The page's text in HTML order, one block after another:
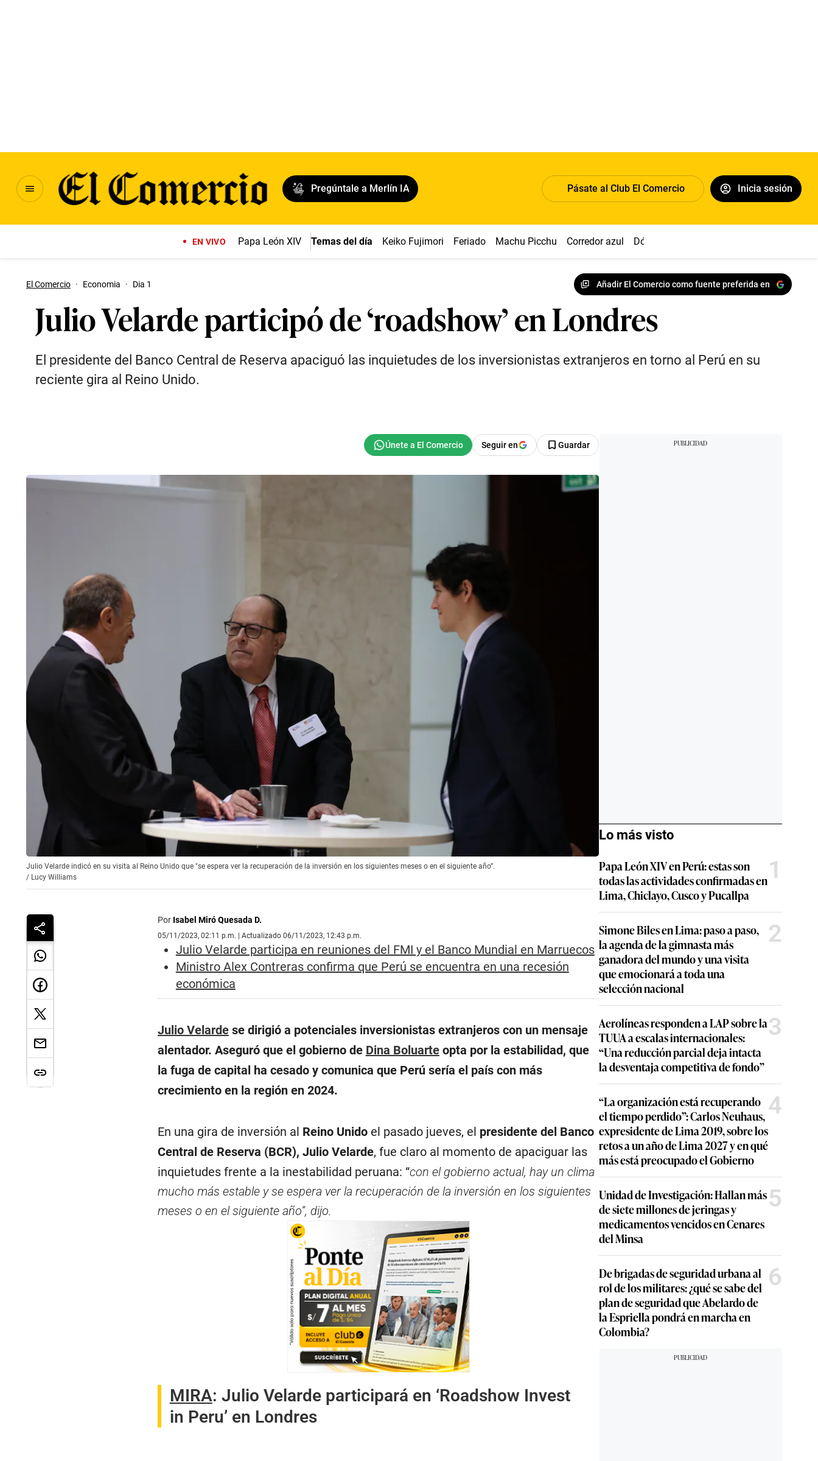
Pregúntale a Merlín IA Pásate al Club El Comercio Inicia sesión
EN VIVO Papa León XIV Temas del día Keiko Fujimori Feriado Machu Picchu Corredor azul Dólar
El Comercio · Economia · Dia 1 Añadir El Comercio como fuente preferida en
Julio Velarde participó de ‘roadshow’ en Londres
El presidente del Banco Central de Reserva apaciguó las inquietudes de los inversionistas extranjeros en torno al Perú en su
reciente gira al Reino Unido.
Seguir en Guardar
Julio Velarde indicó en su visita al Reino Unido que "se espera ver la recuperación de la inversión en los siguientes meses o en el siguiente año”.
/ Lucy Williams
Por Isabel Miró Quesada D.
05/11/2023, 02:11 p.m. | Actualizado 06/11/2023, 12:43 p.m.
Julio Velarde participa en reuniones del FMI y el Banco Mundial en Marruecos
Ministro Alex Contreras confirma que Perú se encuentra en una recesión
económica
Julio Velardese dirigió a potenciales inversionistas extranjeros con un mensaje
alentador. Aseguró que el gobierno de Dina Boluarteopta por la estabilidad, que
la fuga de capital ha cesado y comunica que Perú sería el país con más
crecimiento en la región en 2024.
En una gira de inversión al Reino Unidoel pasado jueves, el presidente del Banco
Central de Reserva (BCR), Julio Velarde, fue claro al momento de apaciguar las
inquietudes frente a la inestabilidad peruana: “con el gobierno actual, hay un clima
mucho más estable y se espera ver la recuperación de la inversión en los siguientes
meses o en el siguiente año”, dijo.
MIRA: Julio Velarde participará en ‘Roadshow Invest
in Peru’ en Londres
Lo más visto
Papa León XIV en Perú: estas son
todas las actividades confirmadas en
Lima, Chiclayo, Cusco y Pucallpa
1
Simone Biles en Lima: paso a paso,
la agenda de la gimnasta más
ganadora del mundo y una visita
que emocionará a toda una
selección nacional
2
Aerolíneas responden a LAP sobre la
TUUA a escalas internacionales:
“Una reducción parcial deja intacta
la desventaja competitiva de fondo”
3
“La organización está recuperando
el tiempo perdido”: Carlos Neuhaus,
expresidente de Lima 2019, sobre los
retos a un año de Lima 2027 y en qué
más está preocupado el Gobierno
4
Unidad de Investigación: Hallan más
de siete millones de jeringas y
medicamentos vencidos en Cenares
del Minsa
5
De brigadas de seguridad urbana al
rol de los militares: ¿qué se sabe del
plan de seguridad que Abelardo de
la Espriella pondrá en marcha en
Colombia?
6